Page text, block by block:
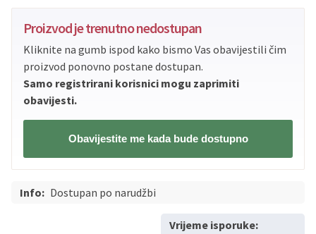
Visa Premium
Erste
Diners do12rata
Maestro do
Erste
Sve banke Visa
Jednokratno
Sve banke
Maestro
Jednokratno
Proizvod je trenutno nedostupan
Kliknite na gumb ispod kako bismo Vas obavijestili čim
proizvod ponovno postane dostupan.
Samo registrirani korisnici mogu zaprimiti
obavijesti.
Obavijestite me kada bude dostupno
Info: Dostupan po narudžbi
Vrijeme isporuke: